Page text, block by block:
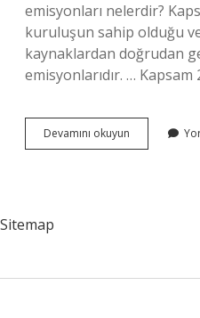
emisyonları nelerdir?
kuruluşun sahip olduğu
kaynaklardan doğrudan
emisyonlarıdır. … Kapsam
Devamını okuyun
Karbon
Sitemap